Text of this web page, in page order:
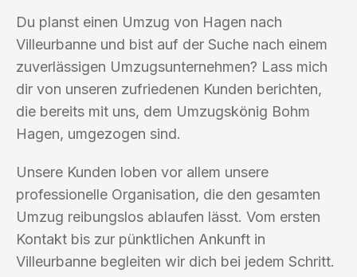
Du planst einen Umzug von Hagen nach
Villeurbanne und bist auf der Suche nach einem
zuverlässigen Umzugsunternehmen? Lass mich
dir von unseren zufriedenen Kunden berichten,
die bereits mit uns, dem Umzugskönig Bohm
Hagen, umgezogen sind.
Unsere Kunden loben vor allem unsere
professionelle Organisation, die den gesamten
Umzug reibungslos ablaufen lässt. Vom ersten
Kontakt bis zur pünktlichen Ankunft in
Villeurbanne begleiten wir dich bei jedem Schritt.